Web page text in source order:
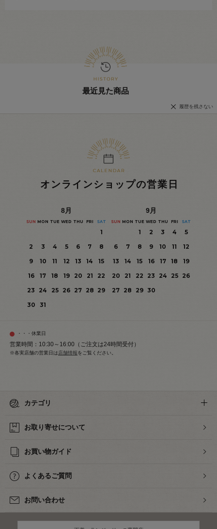
最近見た商品
履歴を残さない
オンラインショップの営業日
8月
SUN MON TUE WED THU FRI SAT
1
2
3 4 5 6 7
8
9
10 11 12 13 14
15
16
17 18 19 20 21
22
23
24 25 26 27 28 29
30
31
9月
SUN MON TUE WED THU FRI SAT
1 2 3 4
5
6
7 8 9 10 11
12
13
14 15 16 17 18
19
20
21 22 23 24 25
26
27 28 29 30
・・・休業日
営業時間：10:30～16:00（ご注文は24時間受付）
※各実店舗の営業日は店舗情報をご覧ください。
カテゴリ
お取り寄せについて
お買い物ガイド
よくあるご質問
お問い合わせ